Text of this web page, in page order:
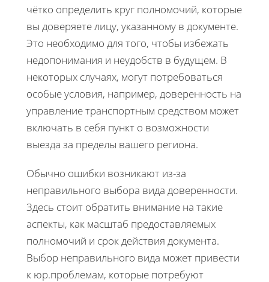
чётко определить круг полномочий, которые
вы доверяете лицу, указанному в документе.
Это необходимо для того, чтобы избежать
недопонимания и неудобств в будущем. В
некоторых случаях, могут потребоваться
особые условия, например, доверенность на
управление транспортным средством может
включать в себя пункт о возможности
выезда за пределы вашего региона.
Обычно ошибки возникают из-за
неправильного выбора вида доверенности.
Здесь стоит обратить внимание на такие
аспекты, как масштаб предоставляемых
полномочий и срок действия документа.
Выбор неправильного вида может привести
к юр.проблемам, которые потребуют